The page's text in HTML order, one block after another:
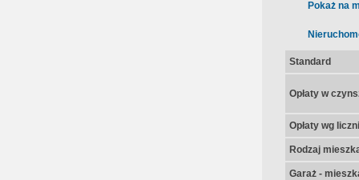
Pokaż na
Standard
Opłaty w
Opłaty wg
Rodzaj
Garaż -